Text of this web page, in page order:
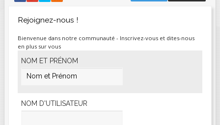
Rejoignez-nous !
Bienvenue dans notre communauté - Inscrivez-vous et dites-nous
en plus sur vous
NOM ET PRÉNOM
NOM D'UTILISATEUR